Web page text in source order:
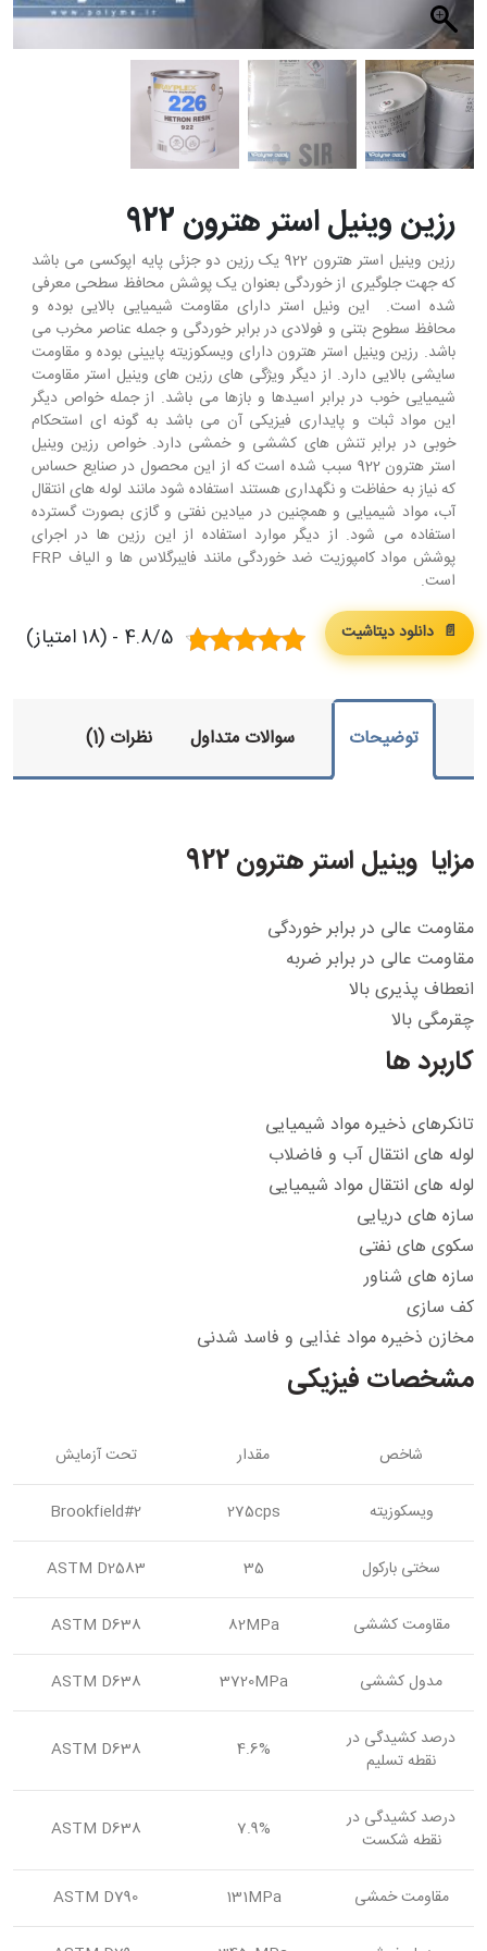
رزین وینیل استر هترون 922‏
رزین وینیل استر هترون 922 یک رزین دو جزئی پایه اپوکسی می باشد
که جهت جلوگیری از خوردگی بعنوان یک پوشش محافظ سطحی معرفی
شده است. این ونیل استر دارای مقاومت شیمیایی بالایی بوده و
محافظ سطوح بتنی و فولادی در برابر خوردگی و جمله عناصر مخرب می
باشد. رزین وینیل استر هترون دارای ویسکوزیته پایینی بوده و مقاومت
سایشی بالایی دارد. از دیگر ویژگی های رزین های وینیل استر مقاومت
شیمیایی خوب در برابر اسیدها و بازها می باشد. از جمله خواص دیگر
این مواد ثبات و پایداری فیزیکی آن می باشد به گونه ای استحکام
خوبی در برابر تنش های کششی و خمشی دارد. خواص رزین وینیل
استر هترون 922 سبب شده است که از این محصول در صنایع حساس
که نیاز به حفاظت و نگهداری هستند استفاده شود مانند لوله های انتقال
آب، مواد شیمیایی و همچنین در میادین نفتی و گازی بصورت گسترده
استفاده می شود. از دیگر موارد استفاده از این رزین ها در اجرای
پوشش مواد کامپوزیت ضد خوردگی مانند فایبرگلاس ها و الیاف FRP
است.
📄 دانلود دیتاشیت
4.8/5 - (18 امتیاز)
توضیحات سوالات متداول نظرات (1)
مزایا وینیل استر هترون 922
مقاومت عالی در برابر خوردگی
مقاومت عالی در برابر ضربه
انعطاف پذیری بالا
چقرمگی بالا
کاربرد ها
تانکرهای ذخیره مواد شیمیایی
لوله های انتقال آب و فاضلاب
لوله های انتقال مواد شیمیایی
سازه های دریایی
سکوی های نفتی
سازه های شناور
کف سازی
مخازن ذخیره مواد غذایی و فاسد شدنی
مشخصات فیزیکی
شاخص مقدار تحت آزمایش
ویسکوزیته 275cps
Brookfield#2
سختی بارکول 35
ASTM D2583
مقاومت کششی 82MPa
ASTM D638
مدول کششی 3720MPa
ASTM D638
درصد کشیدگی در
نقطه تسلیم
4.6%
ASTM D638
درصد کشیدگی در
نقطه شکست
7.9%
ASTM D638
مقاومت خمشی 131MPa
ASTM D790